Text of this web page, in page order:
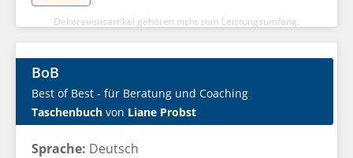
Dekorationsartikel gehören nicht zum Leistungsumfang.
BoB
Best of Best - für Beratung und Coaching
Taschenbuch von Liane Probst
Sprache: Deutsch